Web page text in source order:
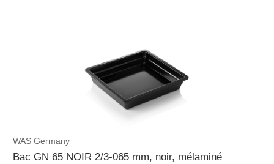
WAS Germany
Bac GN 65 NOIR 2/3-065 mm, noir, mélaminé